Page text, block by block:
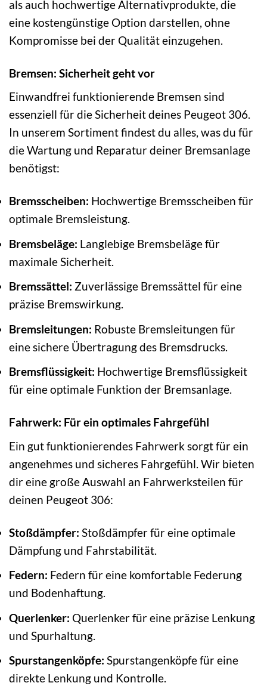
als auch hochwertige Alternativprodukte, die
eine kostengünstige Option darstellen, ohne
Kompromisse bei der Qualität einzugehen.
Bremsen: Sicherheit geht vor
Einwandfrei funktionierende Bremsen sind
essenziell für die Sicherheit deines Peugeot 306.
In unserem Sortiment findest du alles, was du für
die Wartung und Reparatur deiner Bremsanlage
benötigst:
Bremsscheiben: Hochwertige Bremsscheiben für
optimale Bremsleistung.
Bremsbeläge: Langlebige Bremsbeläge für
maximale Sicherheit.
Bremssättel: Zuverlässige Bremssättel für eine
präzise Bremswirkung.
Bremsleitungen: Robuste Bremsleitungen für
eine sichere Übertragung des Bremsdrucks.
Bremsflüssigkeit: Hochwertige Bremsflüssigkeit
für eine optimale Funktion der Bremsanlage.
Fahrwerk: Für ein optimales Fahrgefühl
Ein gut funktionierendes Fahrwerk sorgt für ein
angenehmes und sicheres Fahrgefühl. Wir bieten
dir eine große Auswahl an Fahrwerksteilen für
deinen Peugeot 306:
Stoßdämpfer: Stoßdämpfer für eine optimale
Dämpfung und Fahrstabilität.
Federn: Federn für eine komfortable Federung
und Bodenhaftung.
Querlenker: Querlenker für eine präzise Lenkung
und Spurhaltung.
Spurstangenköpfe: Spurstangenköpfe für eine
direkte Lenkung und Kontrolle.